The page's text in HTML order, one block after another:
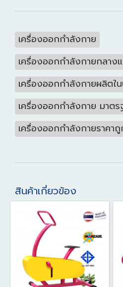
เครื่องออกกำลังกาย
เครื่องออกกำลังกายกลาง
เครื่องออกกำลังกายผลิตใน
เครื่องออกกำลังกาย มาต
เครื่องออกกำลังกายราคา
สินค้าเกี่ยวข้อง